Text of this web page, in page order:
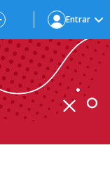
Entrar